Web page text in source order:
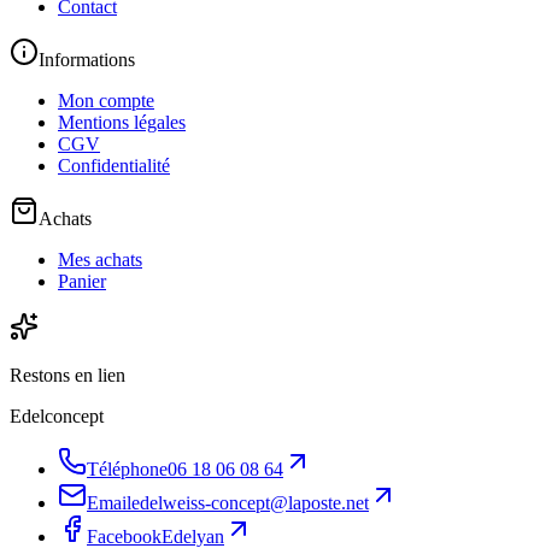
Contact
Informations
Mon compte
Mentions légales
CGV
Confidentialité
Achats
Mes achats
Panier
Restons en lien
Edelconcept
Téléphone06 18 06 08 64
Emailedelweiss-concept@laposte.net
FacebookEdelyan